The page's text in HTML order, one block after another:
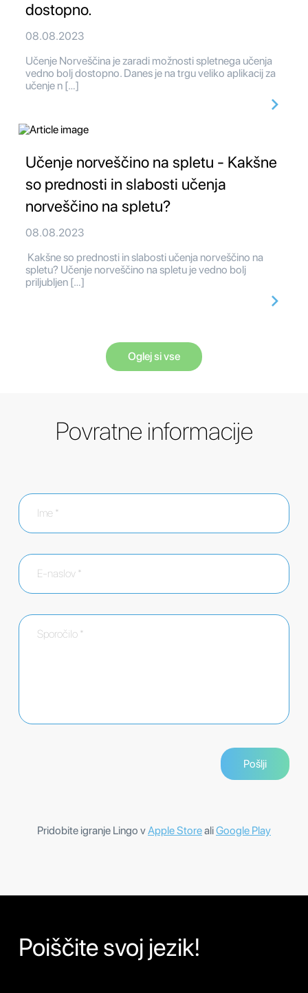
dostopno.
08.08.2023
Učenje Norveščina je zaradi možnosti spletnega učenja
vedno bolj dostopno. Danes je na trgu veliko aplikacij za
učenje n […]
Učenje norveščino na spletu - Kakšne
so prednosti in slabosti učenja
norveščino na spletu?
08.08.2023
Kakšne so prednosti in slabosti učenja norveščino na
spletu? Učenje norveščino na spletu je vedno bolj
priljubljen […]
Oglej si vse
Povratne informacije
Pridobite igranje Lingo vApple StorealiGoogle Play
Poiščite svoj jezik!